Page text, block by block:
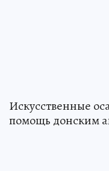
Искусственные
помощь донским